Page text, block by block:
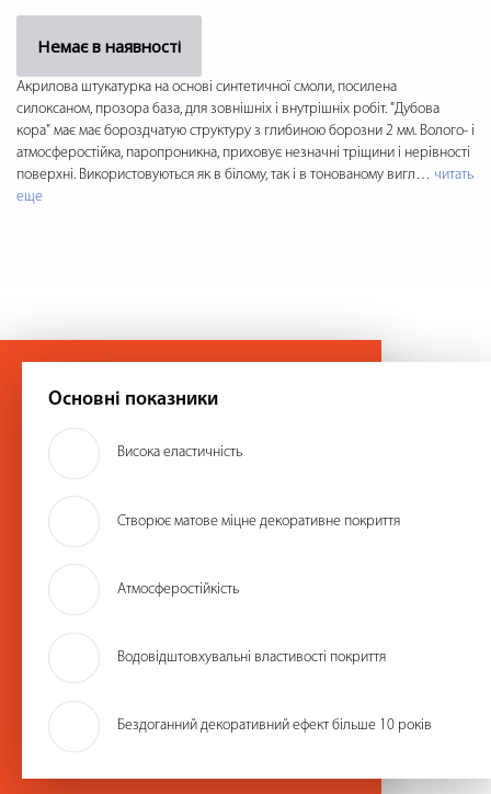
Немає в наявності
Акрилова штукатурка на основі синтетичної смоли, посилена
силоксаном, прозора база, для зовнішніх і внутрішніх робіт. "Дубова
кора" має має бороздчатую структуру з глибиною борозни 2 мм. Волого- і
атмосферостійка, паропроникна, приховує незначні тріщини і нерівності
поверхні. Використовуються як в білому, так і в тонованому вигл… читать
еще
Основні показники
Висока еластичність
Створює матове міцне декоративне покриття
Атмосферостійкість
Водовідштовхувальні властивості покриття
Бездоганний декоративний ефект більше 10 років